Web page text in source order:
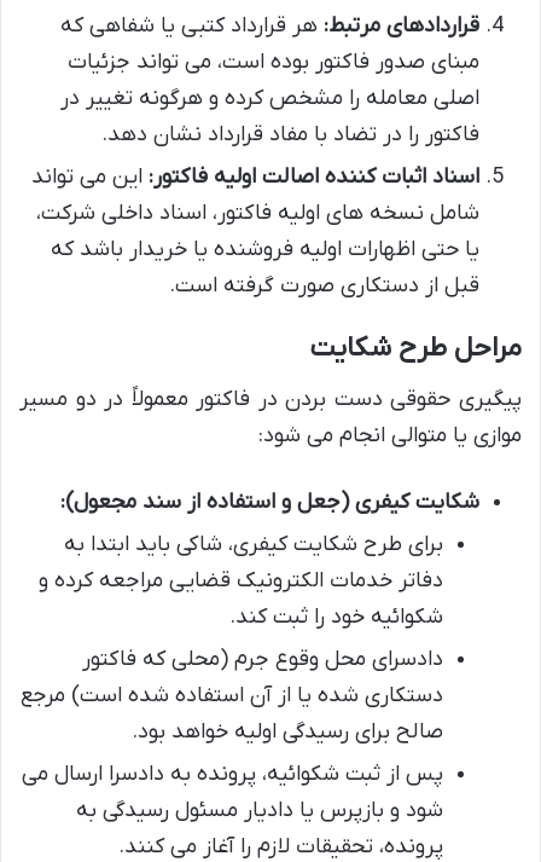
قراردادهای مرتبط: هر قرارداد کتبی یا شفاهی که
مبنای صدور فاکتور بوده است، می تواند جزئیات
اصلی معامله را مشخص کرده و هرگونه تغییر در
فاکتور را در تضاد با مفاد قرارداد نشان دهد.
اسناد اثبات کننده اصالت اولیه فاکتور: این می تواند
شامل نسخه های اولیه فاکتور، اسناد داخلی شرکت،
یا حتی اظهارات اولیه فروشنده یا خریدار باشد که
قبل از دستکاری صورت گرفته است.
مراحل طرح شکایت
پیگیری حقوقی دست بردن در فاکتور معمولاً در دو مسیر
موازی یا متوالی انجام می شود:
شکایت کیفری (جعل و استفاده از سند مجعول):
برای طرح شکایت کیفری، شاکی باید ابتدا به
دفاتر خدمات الکترونیک قضایی مراجعه کرده و
شکوائیه خود را ثبت کند.
دادسرای محل وقوع جرم (محلی که فاکتور
دستکاری شده یا از آن استفاده شده است) مرجع
صالح برای رسیدگی اولیه خواهد بود.
پس از ثبت شکوائیه، پرونده به دادسرا ارسال می
شود و بازپرس یا دادیار مسئول رسیدگی به
پرونده، تحقیقات لازم را آغاز می کنند.